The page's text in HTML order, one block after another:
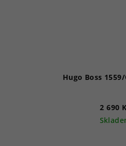
Hugo Boss 1559/
2 690